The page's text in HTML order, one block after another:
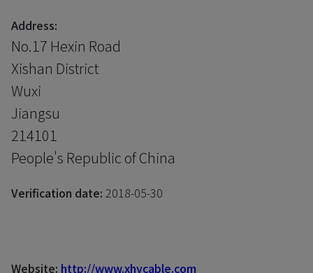
Address:
No.17 Hexin Road
Xishan District
Wuxi
Jiangsu
214101
People's Republic of China
Verification date: 2018-05-30
Website: http://www.xhycable.com